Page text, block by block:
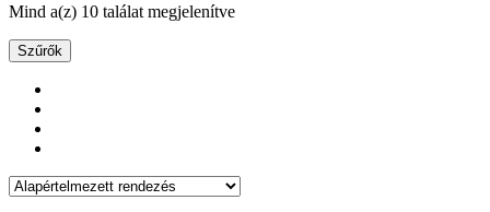
Mind a(z) 10 találat megjelenítve
Szűrők